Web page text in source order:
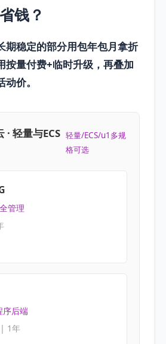
钱？
期稳定的部分用包年包月拿折
按量付费+临时升级，再叠加
价。
· 轻量与ECS 轻量/ECS/u1多规
格可选
管理
后端
| 1年